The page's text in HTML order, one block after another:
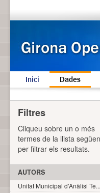
Inici Dades
Filtres
Cliqueu sobre un o més
termes de la llista
per filtrar els resultats.
AUTORS
Unitat Municipal d'Anàlisi